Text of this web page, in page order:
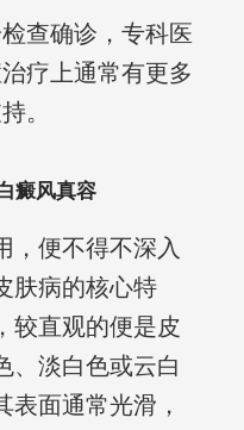
查确诊，专科医
疗上通常有更多
。
癜风真容
，便不得不深入
肤病的核心特
较直观的便是皮
、淡白色或云白
表面通常光滑，